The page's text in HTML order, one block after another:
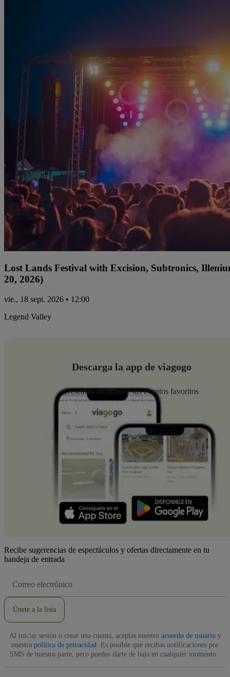
Lost Lands Festival with Excision, Subtronics,
20, 2026)
vie., 18 sept. 2026 • 12:00
Legend Valley
Descarga la app de viagogo
Descubre fácilmente tus eventos favoritos
Recibe sugerencias de espectáculos y ofertas directamente en tu
bandeja de entrada
de
Únete a la lista
Al iniciar sesión o crear una cuenta, aceptas nuestro acuerdo de usuarioy
nuestra política de privacidad. Es posible que recibas notificaciones por
SMS de nuestra parte, pero puedes darte de baja en cualquier momento.